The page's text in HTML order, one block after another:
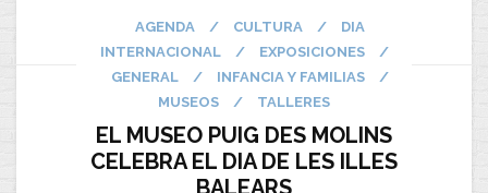
AGENDA / CULTURA /
DIA
INTERNACIONAL
/ EXPOSICIONES
/
GENERAL
/ INFANCIA Y FAMILIAS
/
MUSEOS
/ TALLERES
EL MUSEO PUIG DES MOLINS
CELEBRA EL DIA DE LES ILLES
BALEARS